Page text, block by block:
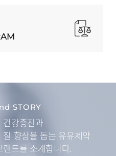
STORY
건강증진과
질 향상을 돕는 유유제약
랜드를 소개합니다.